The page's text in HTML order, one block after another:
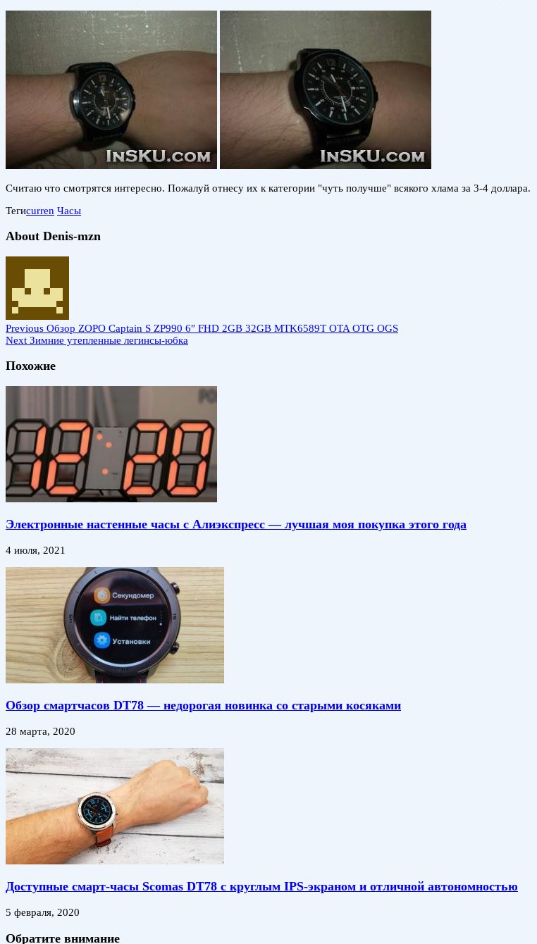
Считаю что смотрятся интересно. Пожалуй отнесу их к категории "чуть получше" всякого хлама за 3-4 доллара.
Тегиcurren Часы
About Denis-mzn
Previous Обзор ZOPO Captain S ZP990 6″ FHD 2GB 32GB MTK6589T OTA OTG OGS
Next Зимние утепленные легинсы-юбка
Похожие
Электронные настенные часы с Алиэкспресс — лучшая моя покупка этого года
4 июля, 2021
Обзор смартчасов DT78 — недорогая новинка со старыми косяками
28 марта, 2020
Доступные смарт-часы Scomas DT78 с круглым IPS-экраном и отличной автономностью
5 февраля, 2020
Обратите внимание